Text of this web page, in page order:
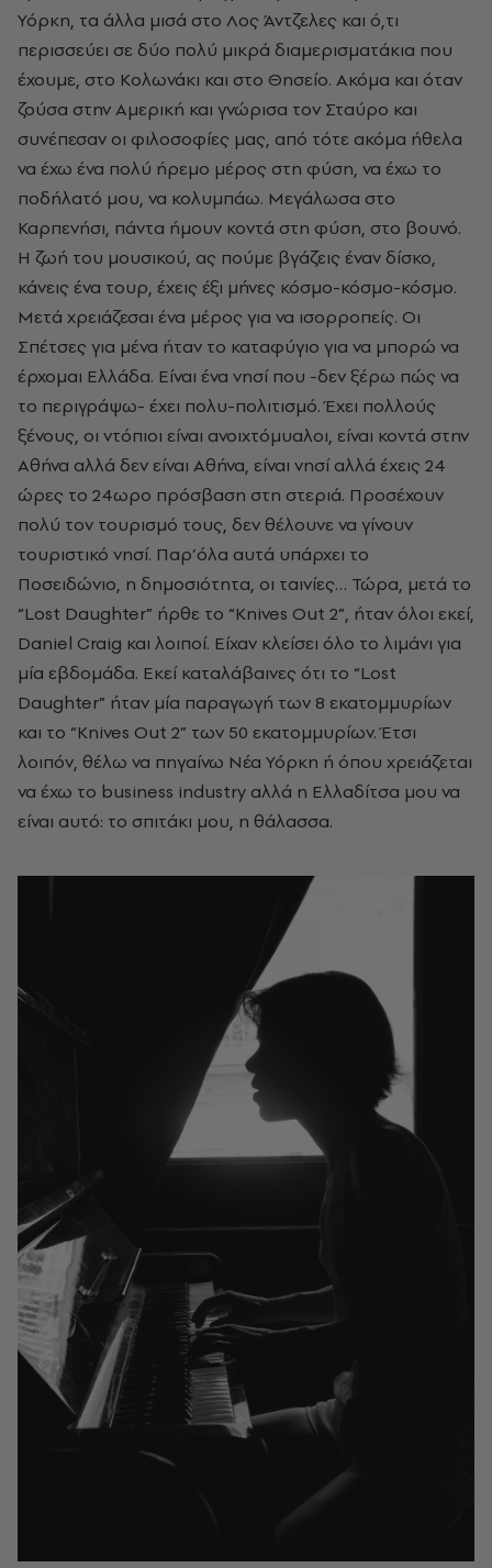
Υόρκη, τα άλλα μισά στο Λος Άντζελες και ό,τι
περισσεύει σε δύο πολύ μικρά διαμερισματάκια που
έχουμε, στο Κολωνάκι και στο Θησείο. Ακόμα και όταν
ζούσα στην Αμερική και γνώρισα τον Σταύρο και
συνέπεσαν οι φιλοσοφίες μας, από τότε ακόμα ήθελα
να έχω ένα πολύ ήρεμο μέρος στη φύση, να έχω το
ποδήλατό μου, να κολυμπάω. Μεγάλωσα στο
Καρπενήσι, πάντα ήμουν κοντά στη φύση, στο βουνό.
Η ζωή του μουσικού, ας πούμε βγάζεις έναν δίσκο,
κάνεις ένα τουρ, έχεις έξι μήνες κόσμο-κόσμο-κόσμο.
Μετά χρειάζεσαι ένα μέρος για να ισορροπείς. Οι
Σπέτσες για μένα ήταν το καταφύγιο για να μπορώ να
έρχομαι Ελλάδα. Είναι ένα νησί που -δεν ξέρω πώς να
το περιγράψω- έχει πολυ-πολιτισμό. Έχει πολλούς
ξένους, οι ντόπιοι είναι ανοιχτόμυαλοι, είναι κοντά στην
Αθήνα αλλά δεν είναι Αθήνα, είναι νησί αλλά έχεις 24
ώρες το 24ωρο πρόσβαση στη στεριά. Προσέχουν
πολύ τον τουρισμό τους, δεν θέλουνε να γίνουν
τουριστικό νησί. Παρ’όλα αυτά υπάρχει το
Ποσειδώνιο, η δημοσιότητα, οι ταινίες… Τώρα, μετά το
“Lost Daughter” ήρθε το “Knives Out 2”, ήταν όλοι εκεί,
Daniel Craig και λοιποί. Είχαν κλείσει όλο το λιμάνι για
μία εβδομάδα. Εκεί καταλάβαινες ότι το “Lost
Daughter” ήταν μία παραγωγή των 8 εκατομμυρίων
και το “Knives Out 2” των 50 εκατομμυρίων. Έτσι
λοιπόν, θέλω να πηγαίνω Νέα Υόρκη ή όπου χρειάζεται
να έχω το business industry αλλά η Ελλαδίτσα μου να
είναι αυτό: το σπιτάκι μου, η θάλασσα.